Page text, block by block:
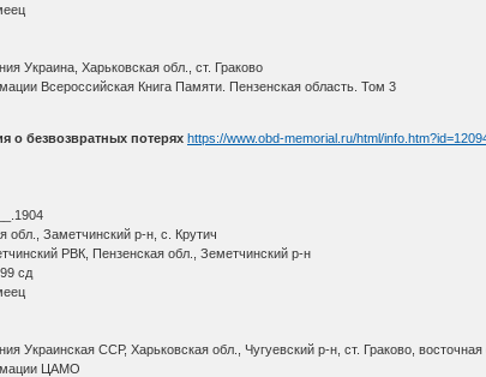
Украина, Харьковская обл., ст. Граково
Всероссийская Книга Памяти. Пензенская область. Том 3
о безвозвратных потерях https://www.obd-memorial.ru/html/
обл., Заметчинский р-н, с. Крутич
РВК, Пензенская обл., Земетчинский р-н
сд
Украинская ССР, Харьковская обл., Чугуевский р-н, ст. Граково, восточная
ЦАМО